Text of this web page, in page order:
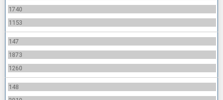
1740
1153
147
1873
1260
148